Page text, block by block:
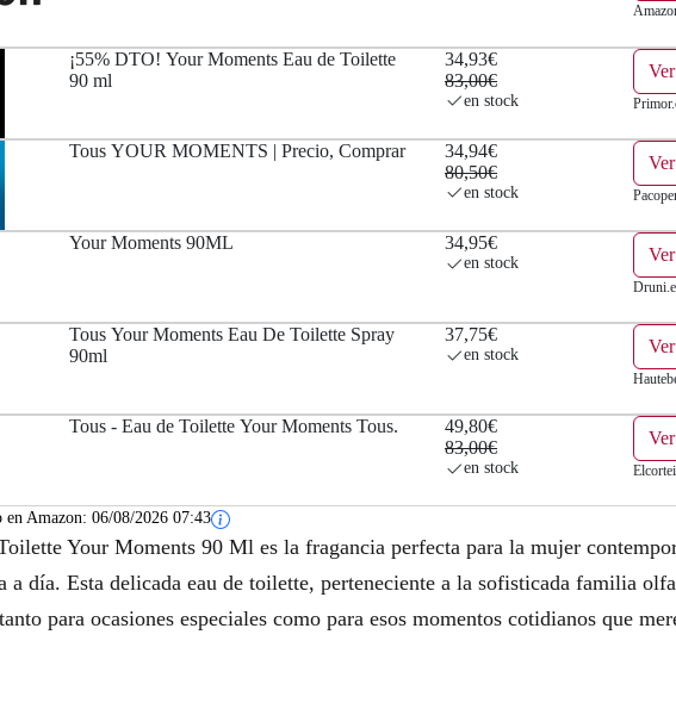
¡55% DTO! Your Moments Eau de Toilette
90 ml
34,93€
83,00€
en stock
Tous YOUR MOMENTS | Precio, Comprar
34,94€
80,50€
en stock
Your Moments 90ML 34,95€
en stock
Tous Your Moments Eau De Toilette Spray
90ml
37,75€
en stock
Tous - Eau de Toilette Your Moments Tous.
49,80€
83,00€
en stock
en Amazon: 06/08/2026 07:43
Your Moments 90 Ml es la fragancia perfecta para la mujer
a día. Esta delicada eau de toilette, perteneciente a la sofisticada familia
para ocasiones especiales como para esos momentos cotidianos que